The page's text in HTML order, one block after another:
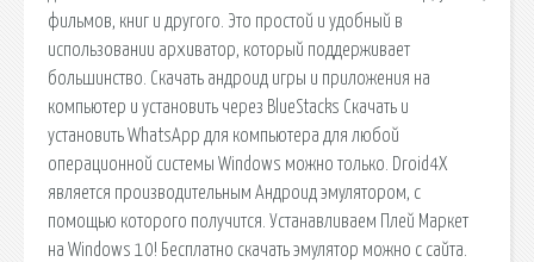
фильмов, книг и другого. Это простой и удобный в
использовании архиватор, который поддерживает
большинство. Скачать андроид игры и приложения на
компьютер и установить через BlueStacks Скачать и
установить WhatsApp для компьютера для любой
операционной системы Windows можно только. Droid4X
является производительным Андроид эмулятором, с
помощью которого получится. Устанавливаем Плей Маркет
на Windows 10! Бесплатно скачать эмулятор можно с сайта.